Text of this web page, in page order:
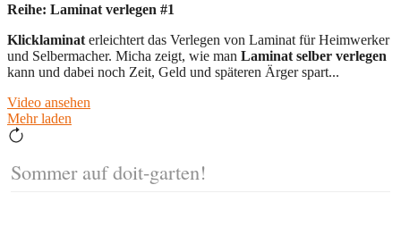
Reihe: Laminat verlegen #1
Klicklaminat erleichtert das Verlegen von Laminat für Heimwerker
und Selbermacher. Micha zeigt, wie man Laminat selber verlegen
kann und dabei noch Zeit, Geld und späteren Ärger spart...
Video ansehen
Mehr laden
Sommer auf doit-garten!